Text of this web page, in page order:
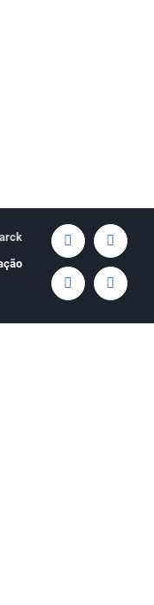
FacebookTwitter
YouTube Rss